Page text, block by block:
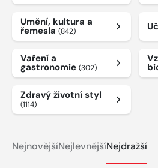
Umění, kultura a
řemesla (842)
Vaření a
gastronomie (302)
Zdravý životní styl
(1114)
NejnovějšíNejlevnějšíNejdražší